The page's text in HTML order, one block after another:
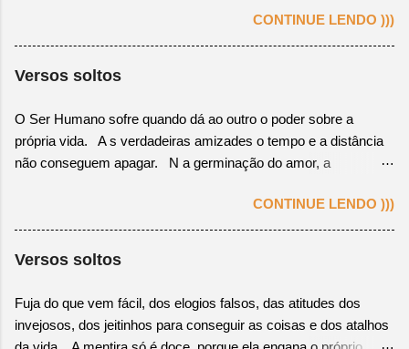
Divinos. Não existe amar a pessoa errada, mas, sim, amar no
momento errado! O amor é um sentimento único, porém pode
ser usado, aos interesses de quem ama, como uma falsa
CONTINUE LENDO )))
Versos soltos
O Ser Humano sofre quando dá ao outro o poder sobre a
própria vida. A s verdadeiras amizades o tempo e a distância
não conseguem apagar. N a germinação do amor, a
CONTINUE LENDO )))
Versos soltos
Fuja do que vem fácil, dos elogios falsos, das atitudes dos
invejosos, dos jeitinhos para conseguir as coisas e dos atalhos